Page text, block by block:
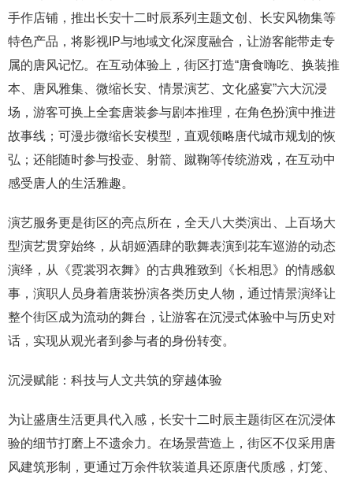
手作店铺，推出长安十二时辰系列主题文创、长安风物集等
特色产品，将影视IP与地域文化深度融合，让游客能带走专
属的唐风记忆。在互动体验上，街区打造“唐食嗨吃、换装推
本、唐风雅集、微缩长安、情景演艺、文化盛宴”六大沉浸
场，游客可换上全套唐装参与剧本推理，在角色扮演中推进
故事线；可漫步微缩长安模型，直观领略唐代城市规划的恢
弘；还能随时参与投壶、射箭、蹴鞠等传统游戏，在互动中
感受唐人的生活雅趣。
演艺服务更是街区的亮点所在，全天八大类演出、上百场大
型演艺贯穿始终，从胡姬酒肆的歌舞表演到花车巡游的动态
演绎，从《霓裳羽衣舞》的古典雅致到《长相思》的情感叙
事，演职人员身着唐装扮演各类历史人物，通过情景演绎让
整个街区成为流动的舞台，让游客在沉浸式体验中与历史对
话，实现从观光者到参与者的身份转变。
沉浸赋能：科技与人文共筑的穿越体验
为让盛唐生活更具代入感，长安十二时辰主题街区在沉浸体
验的细节打磨上不遗余力。在场景营造上，街区不仅采用唐
风建筑形制，更通过万余件软装道具还原唐代质感，灯笼、